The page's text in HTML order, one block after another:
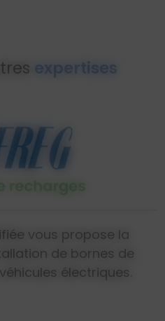
expertises
vous propose la
de bornes de
électriques.